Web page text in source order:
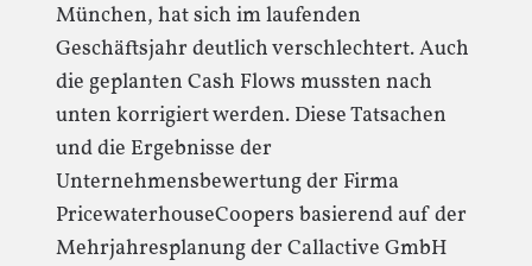
München, hat sich im laufenden
Geschäftsjahr deutlich verschlechtert. Auch
die geplanten Cash Flows mussten nach
unten korrigiert werden. Diese Tatsachen
und die Ergebnisse der
Unternehmensbewertung der Firma
PricewaterhouseCoopers basierend auf der
Mehrjahresplanung der Callactive GmbH